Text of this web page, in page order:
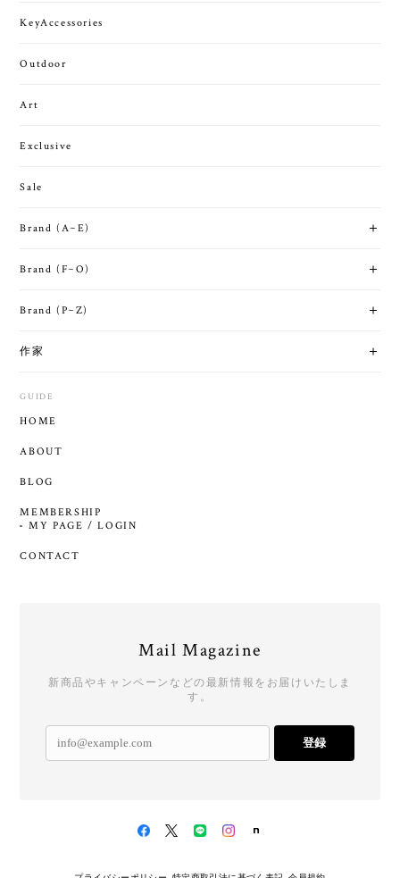
KeyAccessories
Outdoor
Art
Exclusive
Sale
Brand (A~E)
Brand (F~O)
Brand (P~Z)
作家
GUIDE
HOME
ABOUT
BLOG
MEMBERSHIP
MY PAGE / LOGIN
CONTACT
Mail Magazine
新商品やキャンペーンなどの最新情報をお届けいたしま
す。
登録